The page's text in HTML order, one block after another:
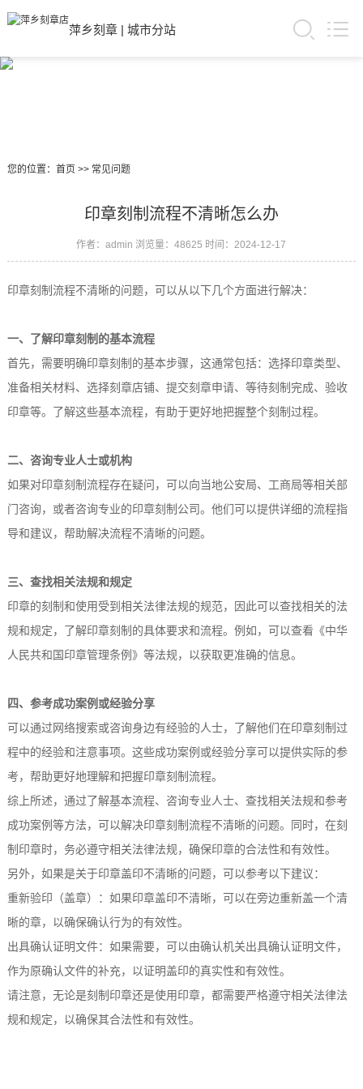
萍乡刻章| 城市分站
您的位置： 首页 >> 常见问题
印章刻制流程不清晰怎么办
作者：admin 浏览量：48625 时间：2024-12-17
印章刻制流程不清晰的问题，可以从以下几个方面进行解决：
一、了解印章刻制的基本流程
首先，需要明确印章刻制的基本步骤，这通常包括：选择印章类型、
准备相关材料、选择刻章店铺、提交刻章申请、等待刻制完成、验收
印章等。了解这些基本流程，有助于更好地把握整个刻制过程。
二、咨询专业人士或机构
如果对印章刻制流程存在疑问，可以向当地公安局、工商局等相关部
门咨询，或者咨询专业的印章刻制公司。他们可以提供详细的流程指
导和建议，帮助解决流程不清晰的问题。
三、查找相关法规和规定
印章的刻制和使用受到相关法律法规的规范，因此可以查找相关的法
规和规定，了解印章刻制的具体要求和流程。例如，可以查看《中华
人民共和国印章管理条例》等法规，以获取更准确的信息。
四、参考成功案例或经验分享
可以通过网络搜索或咨询身边有经验的人士，了解他们在印章刻制过
程中的经验和注意事项。这些成功案例或经验分享可以提供实际的参
考，帮助更好地理解和把握印章刻制流程。
综上所述，通过了解基本流程、咨询专业人士、查找相关法规和参考
成功案例等方法，可以解决印章刻制流程不清晰的问题。同时，在刻
制印章时，务必遵守相关法律法规，确保印章的合法性和有效性。
另外，如果是关于印章盖印不清晰的问题，可以参考以下建议：
重新验印（盖章）：如果印章盖印不清晰，可以在旁边重新盖一个清
晰的章，以确保确认行为的有效性。
出具确认证明文件：如果需要，可以由确认机关出具确认证明文件，
作为原确认文件的补充，以证明盖印的真实性和有效性。
请注意，无论是刻制印章还是使用印章，都需要严格遵守相关法律法
规和规定，以确保其合法性和有效性。